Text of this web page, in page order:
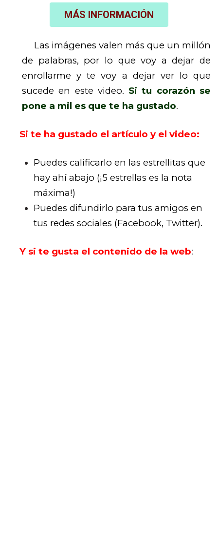
MÁS INFORMACIÓN
Las imágenes valen más que un millón
de palabras, por lo que voy a dejar de
enrollarme y te voy a dejar ver lo que
sucede en este video. Si tu corazón se
pone a mil es que te ha gustado.
Si te ha gustado el artículo y el video:
Puedes calificarlo en las estrellitas que
hay ahí abajo (¡5 estrellas es la nota
máxima!)
Puedes difundirlo para tus amigos en
tus redes sociales (Facebook, Twitter).
Y si te gusta el contenido de la web: